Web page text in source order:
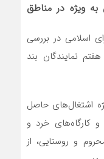
ویژه در مناطق
اسلامی در بررسی
نمایندگان بند
اشتغال‌های حاصل
کارگاه‌های خرد و
و روستایی، از